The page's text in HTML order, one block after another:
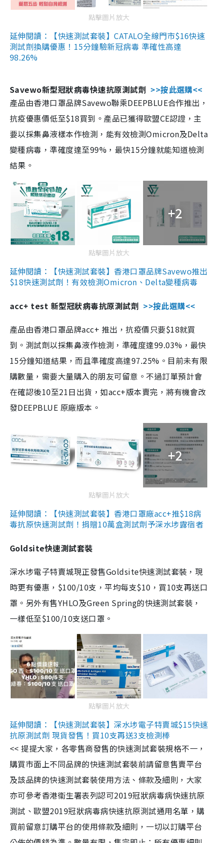
點擊圖片放大
延伸閱讀：【快速測試套裝】CATALO全線門市$16快速
測試劑換購優惠！15分鐘驗新冠病毒 準確性高達
98.26%
Savewo新型冠狀病毒快速抗原測試劑 >>按此選購<<
產品由香港口罩品牌Savewo聯乘DEEPBLUE合作推出，
抗疫優惠價低至$18買到。產品已獲得歐盟CE認證，主
要以採集鼻液樣本作檢測，能有效檢測Omicron及Delta
變種病毒，準確度達至99%，最快15分鐘就能知道檢測
結果。
+2
點擊圖片放大
延伸閱讀：【快速測試套裝】香港口罩品牌Savewo推出
$18快速測試劑！有效檢測Omicron、Delta變種病毒
acc+ test 新型冠狀病毒抗原測試劑 >>按此選購<<
產品由香港口罩品牌acc+ 推出，抗疫價只要$18就買
到。測試劑以採集鼻液作檢測，準確度達99.03%，最快
15分鐘知道結果，而且準確度高達97.25%。目前未有限
購數量，需要大量購入的朋友可留意。不過訂單預計會
在確認後10至21日出貨，如acc+版本賣完，將有機會改
發DEEPBLUE 原廠版本。
+2
點擊圖片放大
延伸閱讀：【快速測試套裝】香港口罩廠acc+推$18病
毒抗原快速測試劑！捐贈10萬盒測試劑予深水埗露宿者
Goldsite快速測試套裝
深水埗電子特賣城現正發售Goldsite快速測試套裝，現
時更有優惠，$100/10支，平均每支$10，買10支再送口
罩。另外有售YHLO及Green Spring的快速測試套裝，
一樣低至$100/10支送口罩。
點擊圖片放大
延伸閱讀：【快速測試套裝】深水埗電子特賣城$15快速
抗原測試劑 現貨發售！買10支再送3支檢測棒
<< 提提大家，各零售商發售的快速測試套裝規格不一，
購買市面上不同品牌的快速測試套裝前請留意售賣平台
及該品牌的快速測試套裝使用方法、條款及細則，大家
亦可參考香港衞生署表列認可2019冠狀病毒病快速抗原
測試、歐盟2019冠狀病毒病快速抗原測試通用名單，購
買前留意訂購平台的使用條款及細則，一切以訂購平台